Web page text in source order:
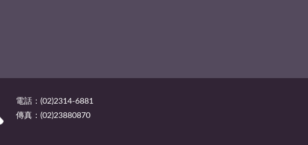
電話：(02)2314-6881
傳真：(02)23880870